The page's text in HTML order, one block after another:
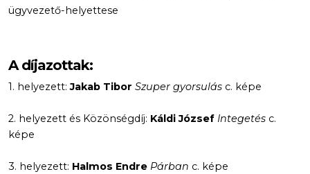
ügyvezető-helyettese
A díjazottak:
1. helyezett:Jakab Tibor Szuper gyorsulás c. képe
2. helyezett és Közönségdíj: Káldi József Integetés c.
képe
3. helyezett: Halmos Endre Párban c. képe